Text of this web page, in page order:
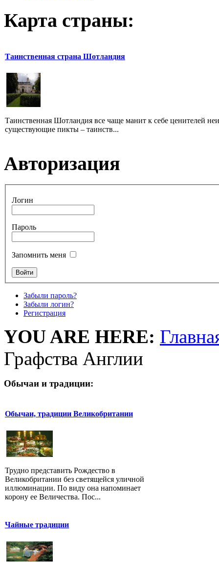
Карта страны:
Таинственная страна Шотландия
Таинственная Шотландия все чаще манит к себе ценителей
существующие пикты – таинств...
Авторизация
Логин
Пароль
Запомнить меня
Забыли пароль?
Забыли логин?
Регистрация
YOU ARE HERE:
Графства Англии
Обычаи и традиции:
Обычаи, традиции Великобритании
Трудно представить Рождество в
Великобритании без светящейся уличной
иллюминации. По виду она напоминает
корону ее Величества. Пос...
Чайные традиции